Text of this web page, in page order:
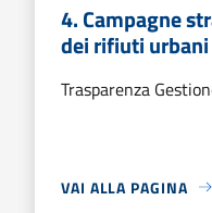
4. Campagne
dei rifiuti urbani
Trasparenza
VAI ALLA PAGINA